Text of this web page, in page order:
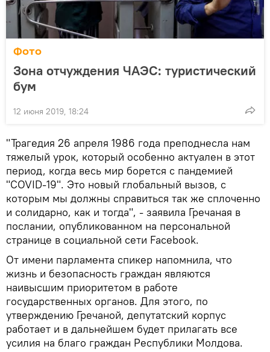
Фото
Зона отчуждения ЧАЭС: туристический
бум
12 июня 2019, 18:24
"Трагедия 26 апреля 1986 года преподнесла нам
тяжелый урок, который особенно актуален в этот
период, когда весь мир борется с пандемией
"COVID-19". Это новый глобальный вызов, с
которым мы должны справиться так же сплоченно
и солидарно, как и тогда", - заявила Гречаная в
послании, опубликованном на персональной
странице в социальной сети Facebook.
От имени парламента спикер напомнила, что
жизнь и безопасность граждан являются
наивысшим приоритетом в работе
государственных органов. Для этого, по
утверждению Гречаной, депутатский корпус
работает и в дальнейшем будет прилагать все
усилия на благо граждан Республики Молдова.